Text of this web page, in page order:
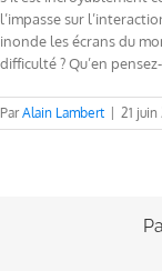
l’impasse sur
inonde les écrans du
difficulté ? Qu’en
ParAlain Lambert 21